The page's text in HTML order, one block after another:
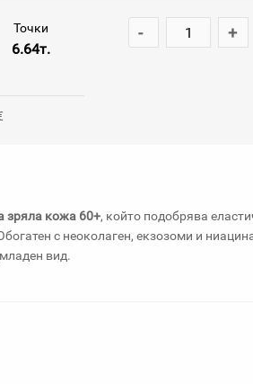
Точки
6.64т.
- +
зряла кожа 60+, който подобрява
с неоколаген, екзозоми и
вид.